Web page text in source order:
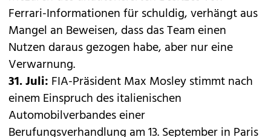
Ferrari-Informationen für schuldig, verhängt aus
Mangel an Beweisen, dass das Team einen
Nutzen daraus gezogen habe, aber nur eine
Verwarnung.
31. Juli: FIA-Präsident Max Mosley stimmt nach
einem Einspruch des italienischen
Automobilverbandes einer
Berufungsverhandlung am 13. September in Paris